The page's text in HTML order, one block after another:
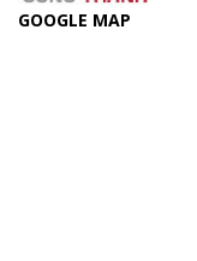
GOOGLE MAP